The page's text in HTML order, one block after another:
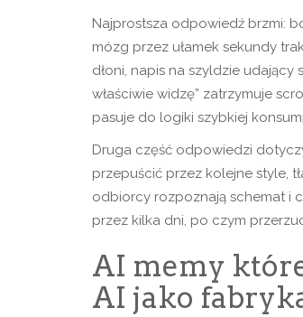
Najprostsza odpowiedź brzmi:
mózg przez ułamek sekundy
dłoni, napis na szyldzie
właściwie widzę” zatrzymuje
pasuje do logiki szybkiej
Druga część odpowiedzi
przepuścić przez kolejne style,
odbiorcy rozpoznają schemat i
przez kilka dni, po czym
AI memy
AI jako